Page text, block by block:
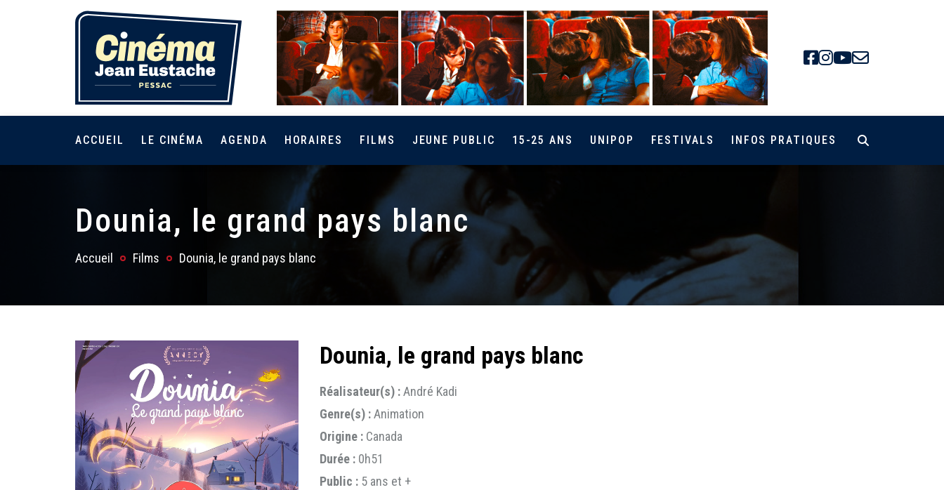
Facebook
Instagram
Youtube
ACCUEIL LE CINÉMA AGENDA HORAIRES FILMS JEUNE PUBLIC 15-25 ANS UNIPOP FESTIVALS INFOS PRATIQUES
Dounia, le grand pays blanc
Accueil Films Dounia, le grand pays blanc
Dounia, le grand pays blanc
Réalisateur(s) :André Kadi
Genre(s) :Animation
Origine : Canada
Durée : 0h51
Public : 5 ans et +